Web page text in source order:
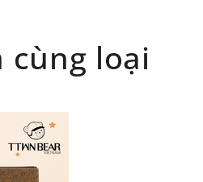
Khách hàng đặt
trangWEBSITE/
Đối với đơn hàng Online tại
sẽ được giao sớm nhất là 1
cùng loại